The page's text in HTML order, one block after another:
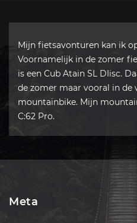
Mijn fietsavonturen kan ik
Voornamelijk in de zomer
is een Cub Atain SL DIisc.
de zomer maar vooral in
mountainbike. Mijn
C:62 Pro.
Meta